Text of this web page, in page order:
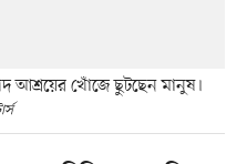
আশ্রয়ের খোঁজে ছুটছেন মানুষ।